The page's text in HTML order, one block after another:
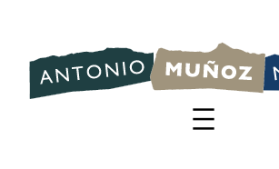
contenido